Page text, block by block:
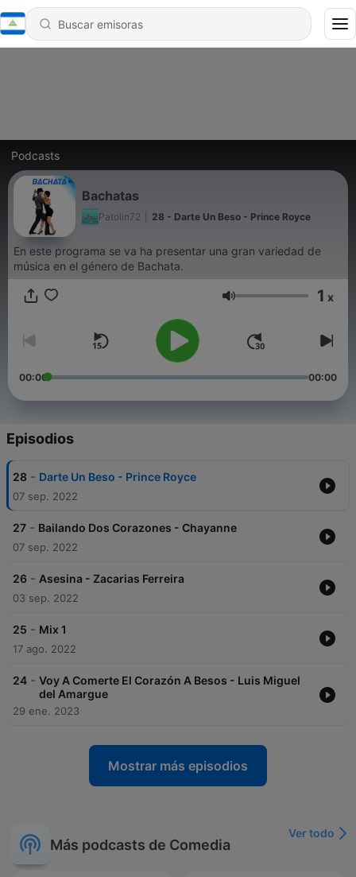
Podcasts
Bachatas
Patolin72 28 - Darte Un Beso - Prince Royce
En este programa se va ha presentar una gran variedad de
música en el género de Bachata.
Volumen 1 x
00:00 00:00
Episodios
28 - Darte Un Beso - Prince Royce
07 sep. 2022
27 - Bailando Dos Corazones - Chayanne
07 sep. 2022
26 - Asesina - Zacarias Ferreira
03 sep. 2022
25 - Mix 1
17 ago. 2022
24 - Voy A Comerte El Corazón A Besos - Luis Miguel
del Amargue
29 ene. 2023
Mostrar más episodios
Más podcasts de Comedia
Ver todo